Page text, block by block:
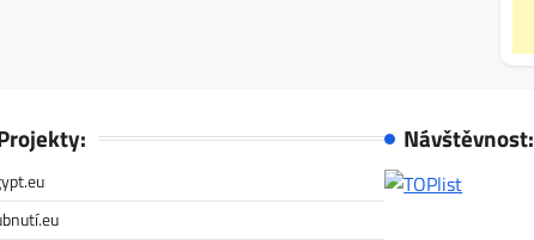
Návštěvnost: